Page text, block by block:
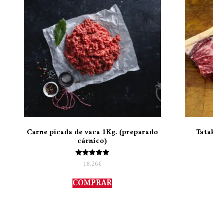
Carne picada de vaca 1Kg. (preparado
cárnico)
Valorado
con
de 5
18,26€
COMPRAR